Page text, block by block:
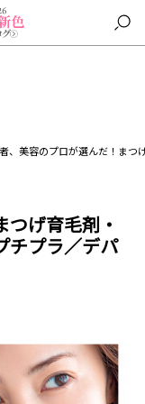
、美容のプロが選んだ！まつ
げ育毛剤・
チプラ／デパ